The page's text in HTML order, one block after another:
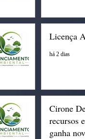
Licença
há 2 dias
Cirone
recursos
ganha